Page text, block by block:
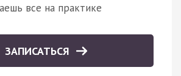
все на практике
ЗАПИСАТЬСЯ